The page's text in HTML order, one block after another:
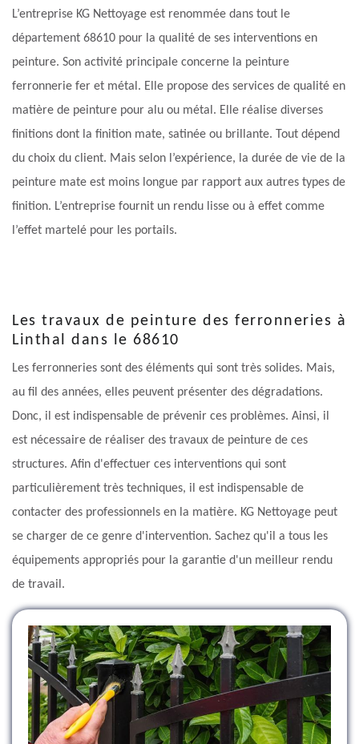
L’entreprise KG Nettoyage est renommée dans tout le
département 68610 pour la qualité de ses interventions en
peinture. Son activité principale concerne la peinture
ferronnerie fer et métal. Elle propose des services de qualité en
matière de peinture pour alu ou métal. Elle réalise diverses
finitions dont la finition mate, satinée ou brillante. Tout dépend
du choix du client. Mais selon l’expérience, la durée de vie de la
peinture mate est moins longue par rapport aux autres types de
finition. L’entreprise fournit un rendu lisse ou à effet comme
l’effet martelé pour les portails.
Les travaux de peinture des ferronneries à
Linthal dans le 68610
Les ferronneries sont des éléments qui sont très solides. Mais,
au fil des années, elles peuvent présenter des dégradations.
Donc, il est indispensable de prévenir ces problèmes. Ainsi, il
est nécessaire de réaliser des travaux de peinture de ces
structures. Afin d'effectuer ces interventions qui sont
particulièrement très techniques, il est indispensable de
contacter des professionnels en la matière. KG Nettoyage peut
se charger de ce genre d'intervention. Sachez qu'il a tous les
équipements appropriés pour la garantie d'un meilleur rendu
de travail.